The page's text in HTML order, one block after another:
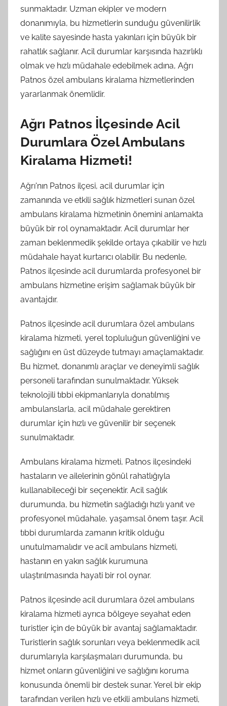
sunmaktadır. Uzman ekipler ve modern
donanımıyla, bu hizmetlerin sunduğu güvenilirlik
ve kalite sayesinde hasta yakınları için büyük bir
rahatlık sağlanır. Acil durumlar karşısında hazırlıklı
olmak ve hızlı müdahale edebilmek adına, Ağrı
Patnos özel ambulans kiralama hizmetlerinden
yararlanmak önemlidir.
Ağrı Patnos İlçesinde Acil
Durumlara Özel Ambulans
Kiralama Hizmeti!
Ağrı'nın Patnos ilçesi, acil durumlar için
zamanında ve etkili sağlık hizmetleri sunan özel
ambulans kiralama hizmetinin önemini anlamakta
büyük bir rol oynamaktadır. Acil durumlar her
zaman beklenmedik şekilde ortaya çıkabilir ve hızlı
müdahale hayat kurtarıcı olabilir. Bu nedenle,
Patnos ilçesinde acil durumlarda profesyonel bir
ambulans hizmetine erişim sağlamak büyük bir
avantajdır.
Patnos ilçesinde acil durumlara özel ambulans
kiralama hizmeti, yerel topluluğun güvenliğini ve
sağlığını en üst düzeyde tutmayı amaçlamaktadır.
Bu hizmet, donanımlı araçlar ve deneyimli sağlık
personeli tarafından sunulmaktadır. Yüksek
teknolojili tıbbi ekipmanlarıyla donatılmış
ambulanslarla, acil müdahale gerektiren
durumlar için hızlı ve güvenilir bir seçenek
sunulmaktadır.
Ambulans kiralama hizmeti, Patnos ilçesindeki
hastaların ve ailelerinin gönül rahatlığıyla
kullanabileceği bir seçenektir. Acil sağlık
durumunda, bu hizmetin sağladığı hızlı yanıt ve
profesyonel müdahale, yaşamsal önem taşır. Acil
tıbbi durumlarda zamanın kritik olduğu
unutulmamalıdır ve acil ambulans hizmeti,
hastanın en yakın sağlık kurumuna
ulaştırılmasında hayati bir rol oynar.
Patnos ilçesinde acil durumlara özel ambulans
kiralama hizmeti ayrıca bölgeye seyahat eden
turistler için de büyük bir avantaj sağlamaktadır.
Turistlerin sağlık sorunları veya beklenmedik acil
durumlarıyla karşılaşmaları durumunda, bu
hizmet onların güvenliğini ve sağlığını koruma
konusunda önemli bir destek sunar. Yerel bir ekip
tarafından verilen hızlı ve etkili ambulans hizmeti,